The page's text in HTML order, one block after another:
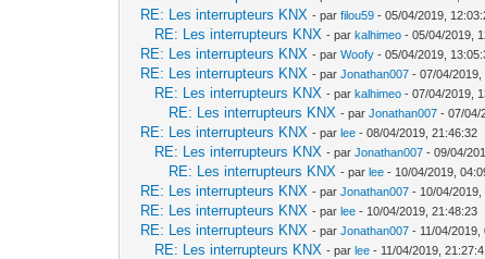
RE: Les interrupteurs KNX - parfilou59 - 05/04/2019,
RE: Les interrupteurs KNX - parkalhimeo - 05/04/2019,
RE: Les interrupteurs KNX - parWoofy - 05/04/2019,
RE: Les interrupteurs KNX - parJonathan007 - 07/04/2019,
RE: Les interrupteurs KNX - parkalhimeo - 07/04/2019,
RE: Les interrupteurs KNX - parJonathan007 - 07/04/
RE: Les interrupteurs KNX - parlee - 08/04/2019, 21:46:32
RE: Les interrupteurs KNX - parJonathan007 - 09/04/
RE: Les interrupteurs KNX - parlee - 10/04/2019,
RE: Les interrupteurs KNX - parJonathan007 - 10/04/2019,
RE: Les interrupteurs KNX - parlee - 10/04/2019, 21:48:23
RE: Les interrupteurs KNX - parJonathan007 - 11/04/2019,
RE: Les interrupteurs KNX - parlee - 11/04/2019,